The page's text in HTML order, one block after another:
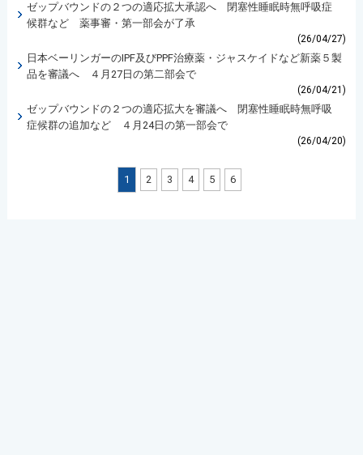
ゼップバウンドの２つの適応拡大承認へ 閉塞性睡眠時無呼吸症
候群など 薬事審・第一部会が了承
(26/04/27)
日本ベーリンガーのIPF及びPPF治療薬・ジャスケイドなど新薬５製
品を審議へ ４月27日の第二部会で
(26/04/21)
ゼップバウンドの２つの適応拡大を審議へ 閉塞性睡眠時無呼吸
症候群の追加など ４月24日の第一部会で
(26/04/20)
1 2 3 4 5 6